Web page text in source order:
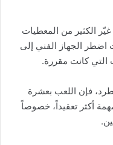
الكثير من المعطيات
اضطر الجهاز الفني إلى
التي كانت مقررة.
فإن اللعب بعشرة
أكثر تعقيداً، خصوصاً